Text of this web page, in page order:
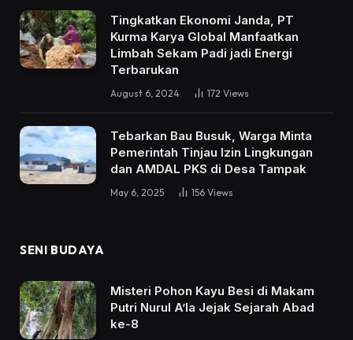
Tingkatkan Ekonomi Janda, PT
Kurma Karya Global Manfaatkan
Limbah Sekam Padi jadi Energi
Terbarukan
August 6, 2024 172 Views
Tebarkan Bau Busuk, Warga Minta
Pemerintah Tinjau Izin Lingkungan
dan AMDAL PKS di Desa Tampak
May 6, 2025 156 Views
SENI BUDAYA
Misteri Pohon Kayu Besi di Makam
Putri Nurul A’la Jejak Sejarah Abad
ke-8